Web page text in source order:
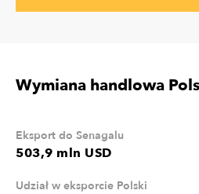
Wymiana handlowa
503,9 mln USD
Eksport do Senagalu
Udział w eksporcie Polski